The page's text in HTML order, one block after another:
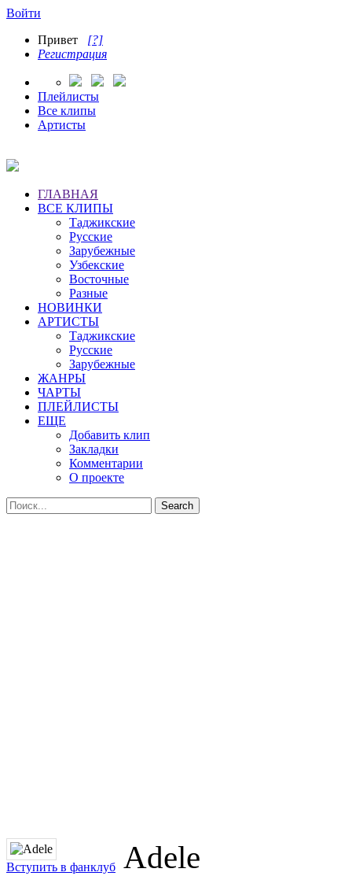
Войти
Привет [?]
Регистрация
Плейлисты
Все клипы
Артисты
ГЛАВНАЯ
ВСЕ КЛИПЫ
Таджикские
Русские
Зарубежные
Узбекские
Восточные
Разные
НОВИНКИ
АРТИСТЫ
Таджикские
Русские
Зарубежные
ЖАНРЫ
ЧАРТЫ
ПЛЕЙЛИСТЫ
ЕЩЕ
Добавить клип
Закладки
Комментарии
О проекте
Вступить в фанклуб Adele